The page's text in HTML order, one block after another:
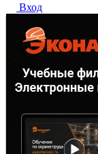
Вход